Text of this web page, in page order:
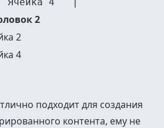
2
2
4
подходит для создания
контента, ему не